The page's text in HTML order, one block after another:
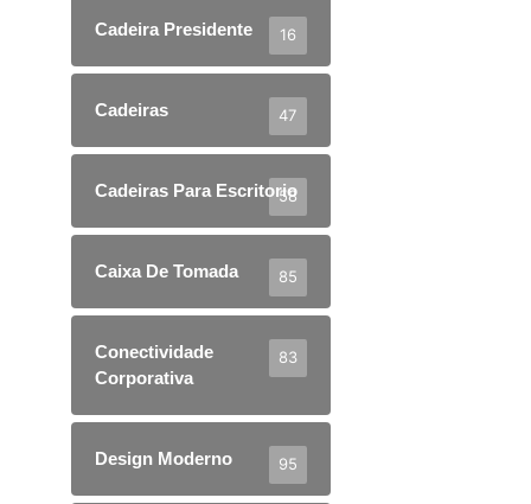
Cadeira Presidente 16
Cadeiras 47
Cadeiras Para Escritorio
58
Caixa De Tomada 85
Conectividade
Corporativa
83
Design Moderno 95